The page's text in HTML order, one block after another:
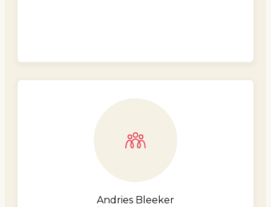
Andries Bleeker